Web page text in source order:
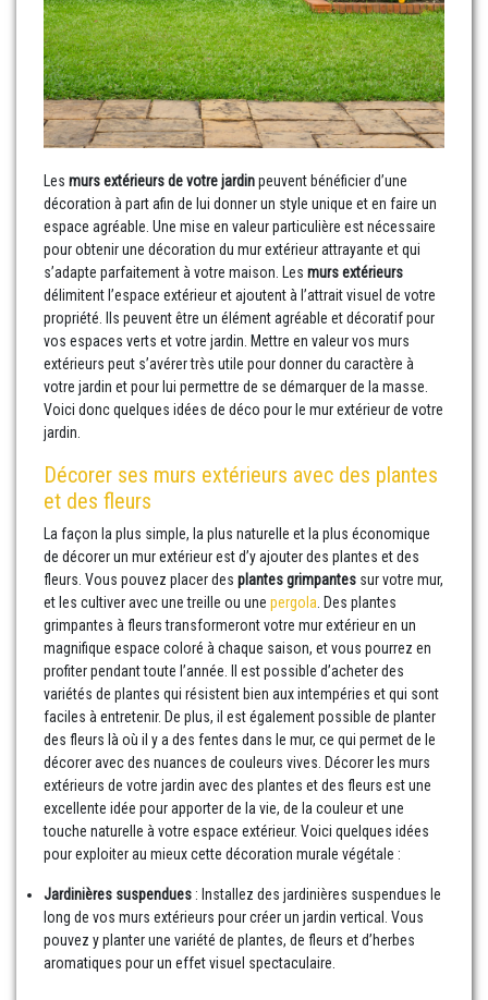
Les murs extérieurs de votre jardinpeuvent bénéficier d’une
décoration à part afin de lui donner un style unique et en faire un
espace agréable. Une mise en valeur particulière est nécessaire
pour obtenir une décoration du mur extérieur attrayante et qui
s’adapte parfaitement à votre maison. Les murs extérieurs
délimitent l’espace extérieur et ajoutent à l’attrait visuel de votre
propriété. Ils peuvent être un élément agréable et décoratif pour
vos espaces verts et votre jardin. Mettre en valeur vos murs
extérieurs peut s’avérer très utile pour donner du caractère à
votre jardin et pour lui permettre de se démarquer de la masse.
Voici donc quelques idées de déco pour le mur extérieur de votre
jardin.
Décorer ses murs extérieurs avec des plantes
et des fleurs
La façon la plus simple, la plus naturelle et la plus économique
de décorer un mur extérieur est d’y ajouter des plantes et des
fleurs. Vous pouvez placer des plantes grimpantes sur votre mur,
et les cultiver avec une treille ou une pergola . Des plantes
grimpantes à fleurs transformeront votre mur extérieur en un
magnifique espace coloré à chaque saison, et vous pourrez en
profiter pendant toute l’année. Il est possible d’acheter des
variétés de plantes qui résistent bien aux intempéries et qui sont
faciles à entretenir. De plus, il est également possible de planter
des fleurs là où il y a des fentes dans le mur, ce qui permet de le
décorer avec des nuances de couleurs vives. Décorer les murs
extérieurs de votre jardin avec des plantes et des fleurs est une
excellente idée pour apporter de la vie, de la couleur et une
touche naturelle à votre espace extérieur. Voici quelques idées
pour exploiter au mieux cette décoration murale végétale :
Jardinières suspendues : Installez des jardinières suspendues le
long de vos murs extérieurs pour créer un jardin vertical. Vous
pouvez y planter une variété de plantes, de fleurs et d’herbes
aromatiques pour un effet visuel spectaculaire.